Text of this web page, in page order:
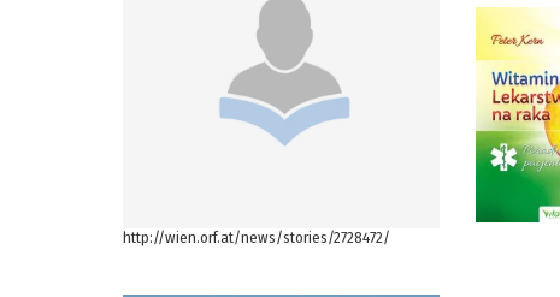
http://wien.orf.at/news/stories/2728472/